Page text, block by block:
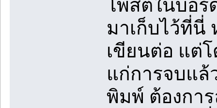
โพสต์ในบอร์
มาเก็บไว้ที่นี่
เขียนต่อ แต่
แก่การจบแล้
พิมพ์ ต้องกา